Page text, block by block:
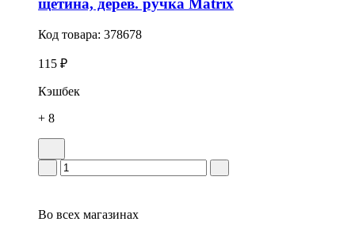
щетина, дерев. ручка Matrix
Код товара: 378678
115 ₽
Кэшбек
+ 8
Во всех магазинах